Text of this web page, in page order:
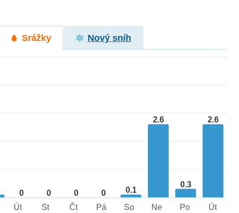
Srážky Nový sníh
0 0 0 0 0.1
2.6
0.3
2.6
Út St Čt Pá So Ne Po Út